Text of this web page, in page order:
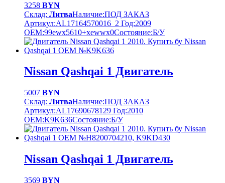
3258 BYN
Склад: ЛитваНаличие:ПОД ЗАКАЗ
Артикул:AL17164570016_2 Год:2009
OEM:99ewx5610+xewwx0Cостояние:Б/У
Nissan Qashqai 1 Двигатель
5007 BYN
Склад: ЛитваНаличие:ПОД ЗАКАЗ
Артикул:AL17690678129 Год:2010
OEM:K9K636Cостояние:Б/У
Nissan Qashqai 1 Двигатель
3569 BYN